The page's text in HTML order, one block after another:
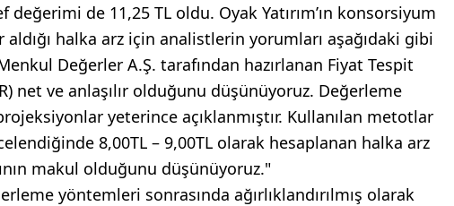
değerimi de 11,25 TL oldu. Oyak Yatırım’ın konsorsiyum
halka arz için analistlerin yorumları aşağıdaki gibi
Menkul Değerler A.Ş. tarafından hazırlanan Fiyat Tespit
net ve anlaşılır olduğunu düşünüyoruz. Değerleme
yeterince açıklanmıştır. Kullanılan metotlar
8,00TL – 9,00TL olarak hesaplanan halka arz
makul olduğunu düşünüyoruz."
yöntemleri sonrasında ağırlıklandırılmış olarak